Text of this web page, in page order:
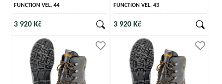
FUNCTION VEL. 44
3 920 Kč
FUNCTION VEL. 43
3 920 Kč